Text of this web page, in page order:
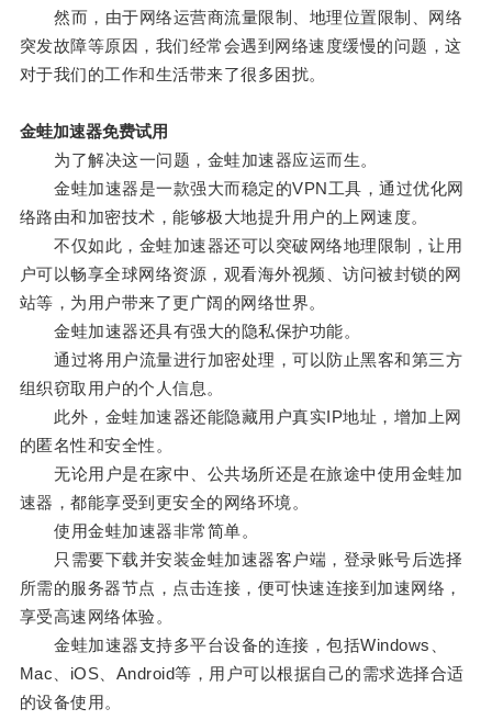
然而，由于网络运营商流量限制、地理位置限制、网络
突发故障等原因，我们经常会遇到网络速度缓慢的问题，这
对于我们的工作和生活带来了很多困扰。
金蛙加速器免费试用
为了解决这一问题，金蛙加速器应运而生。
金蛙加速器是一款强大而稳定的VPN工具，通过优化网
络路由和加密技术，能够极大地提升用户的上网速度。
不仅如此，金蛙加速器还可以突破网络地理限制，让用
户可以畅享全球网络资源，观看海外视频、访问被封锁的网
站等，为用户带来了更广阔的网络世界。
金蛙加速器还具有强大的隐私保护功能。
通过将用户流量进行加密处理，可以防止黑客和第三方
组织窃取用户的个人信息。
此外，金蛙加速器还能隐藏用户真实IP地址，增加上网
的匿名性和安全性。
无论用户是在家中、公共场所还是在旅途中使用金蛙加
速器，都能享受到更安全的网络环境。
使用金蛙加速器非常简单。
只需要下载并安装金蛙加速器客户端，登录账号后选择
所需的服务器节点，点击连接，便可快速连接到加速网络，
享受高速网络体验。
金蛙加速器支持多平台设备的连接，包括Windows、
Mac、iOS、Android等，用户可以根据自己的需求选择合适
的设备使用。